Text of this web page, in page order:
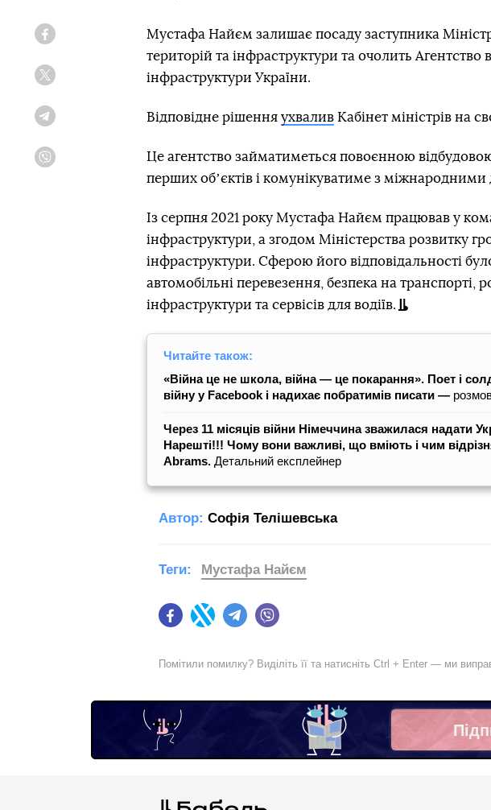
Мустафа Найєм залишає посаду заступника
територій та інфраструктури та очолить Агентство
інфраструктури України.
Відповідне рішення ухвалив Кабінет міністрів на
Це агентство займатиметься повоєнною
перших обʼєктів і комунікуватиме з
Із серпня 2021 року Мустафа Найєм працював у
інфраструктури, а згодом Міністерства розвитку
інфраструктури. Сферою його відповідальності
автомобільні перевезення, безпека на транспорті,
інфраструктури та сервісів для водіїв.
Читайте також:
«Війна це не школа, війна ― це покарання». Поет і
війну у Facebook і надихає побратимів писати —
Через 11 місяців війни Німеччина зважилася надати
Нарешті!!! Чому вони важливі, що вміють і чим
Abrams. Детальний експлейнер
Автор: Софія Телішевська
FacebookTwitter Telegram
Теги: Мустафа Найєм
Помітили помилку? Виділіть її та натисніть Ctrl + Enter — ми